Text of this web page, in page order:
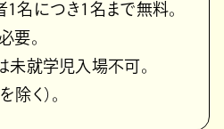
名につき1名まで無料。
要。
未就学児入場不可。
く）。